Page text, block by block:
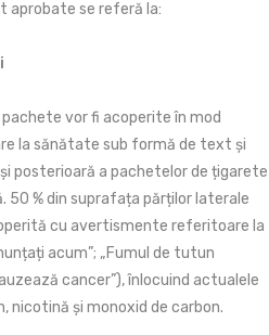
aprobate se referă la:
vor fi acoperite în mod
la sănătate sub formă de text și
posterioară a pachetelor de țigarete
50 % din suprafața părților laterale
cu avertismente referitoare la
acum”; „Fumul de tutun
cancer”), înlocuind actualele
nicotină și monoxid de carbon.